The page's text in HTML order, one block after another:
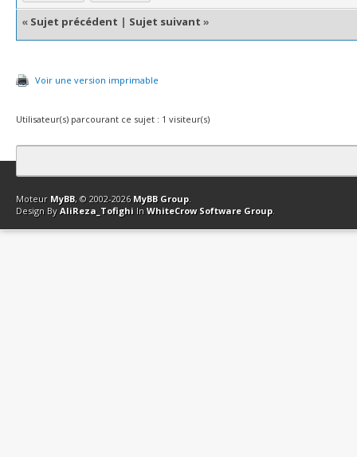
« Sujet précédent | Sujet suivant »
Voir une version imprimable
Utilisateur(s) parcourant ce sujet : 1 visiteur(s)
Contact Club Affiliation Retourner en haut Version bas-débit
Moteur MyBB, © 2002-2026 MyBB Group.
Design By AliReza_Tofighi In WhiteCrow Software Group.